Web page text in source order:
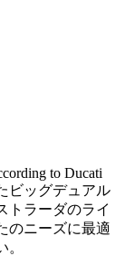
to Ducati
ビッグデュアル
トラーダのライ
のニーズに最適